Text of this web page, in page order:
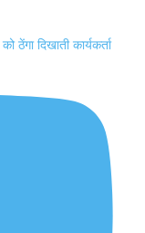
दिखाती कार्यकर्ता